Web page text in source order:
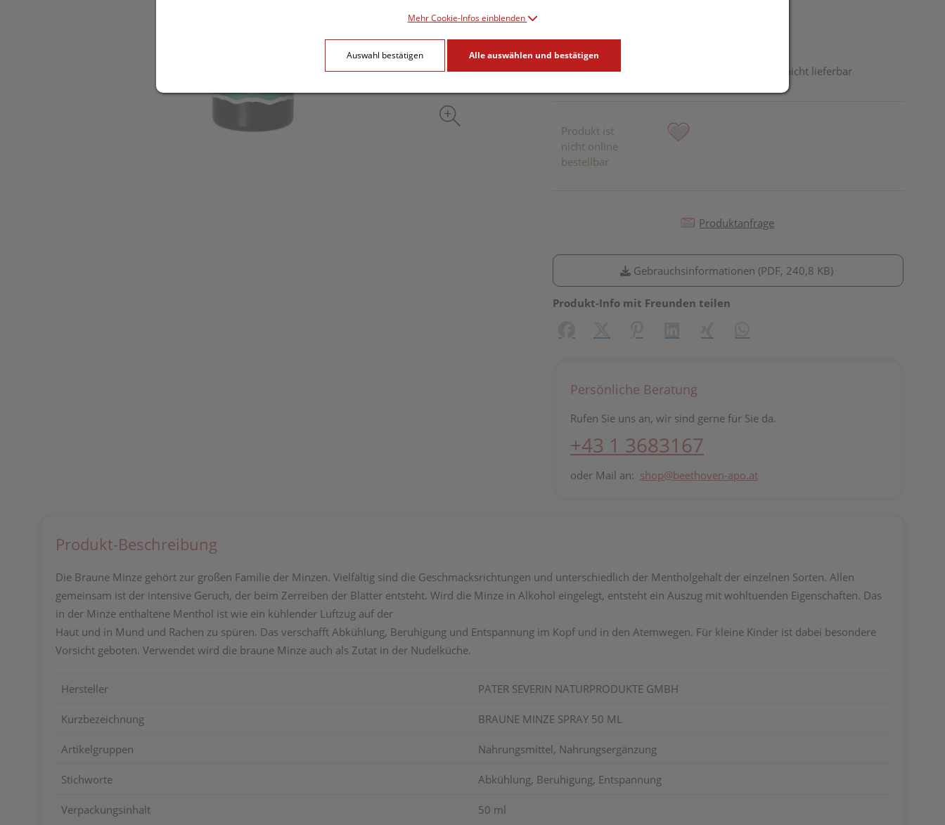
Dieses Produkt ist derzeit vom Hersteller nicht lieferbar
Produkt ist
nicht online
bestellbar
Produktanfrage
Gebrauchsinformationen (PDF, 240,8 KB)
Produkt-Info mit Freunden teilen
Persönliche Beratung
Rufen Sie uns an, wir sind gerne für Sie da.
+43 1 3683167
oder Mail an: shop@beethoven-apo.at
Produkt-Beschreibung
Die Braune Minze gehört zur großen Familie der Minzen. Vielfältig sind die Geschmacksrichtungen und unterschiedlich der Mentholgehalt der einzelnen Sorten. Allen
gemeinsam ist der intensive Geruch, der beim Zerreiben der Blätter entsteht. Wird die Minze in Alkohol eingelegt, entsteht ein Auszug mit wohltuenden Eigenschaften. Das
in der Minze enthaltene Menthol ist wie ein kühlender Luftzug auf der
Haut und in Mund und Rachen zu spüren. Das verschafft Abkühlung, Beruhigung und Entspannung im Kopf und in den Atemwegen. Für kleine Kinder ist dabei besondere
Vorsicht geboten. Verwendet wird die braune Minze auch als Zutat in der Nudelküche.
Hersteller PATER SEVERIN NATURPRODUKTE GMBH
Kurzbezeichnung BRAUNE MINZE SPRAY 50 ML
Artikelgruppen Nahrungsmittel, Nahrungsergänzung
Stichworte Abkühlung, Beruhigung, Entspannung
Verpackungsinhalt 50 ml
Mehr Cookie-Infos einblenden
Auswahl bestätigen Alle auswählen und bestätigen